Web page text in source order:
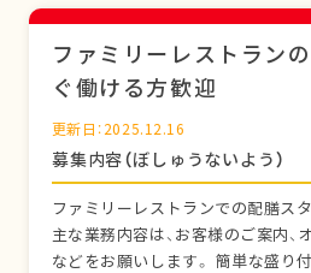
ファミリーレストラン
ぐ働ける方歓迎
更新日：2025.12.16
募集内容（ぼしゅうないよう）
ファミリーレストランでの配膳ス
主な業務内容は、お客様のご案内、
などをお願いします。 簡単な盛り